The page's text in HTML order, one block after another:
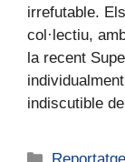
irrefutable.
col·lectiu,
la recent
indiscutible